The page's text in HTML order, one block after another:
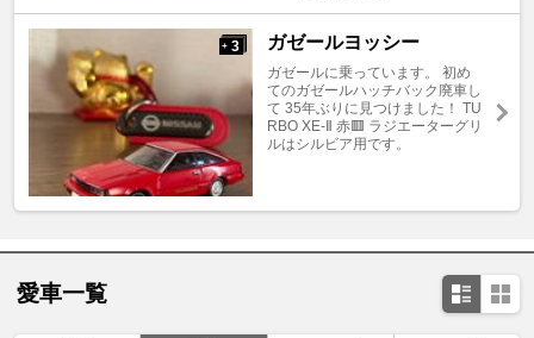
+ 3 ガゼールヨッシー
ガゼールに乗っています。 初め
てのガゼールハッチバック廃車し
て 35年ぶりに見つけました！ TU
RBO XE-Ⅱ 赤🟥 ラジエーターグリ
ルはシルビア用です。
愛車一覧